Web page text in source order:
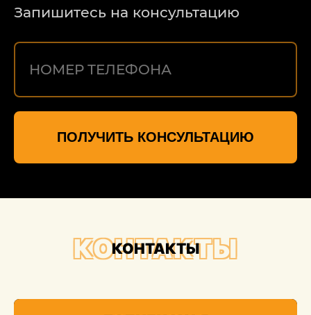
Запишитесь на консультацию
ПОЛУЧИТЬ КОНСУЛЬТАЦИЮ
КОНТАКТЫ
КОНТАКТЫ